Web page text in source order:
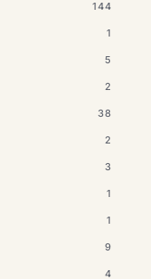
144
1
5
2
38
2
3
1
1
9
4